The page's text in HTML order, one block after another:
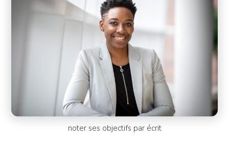
noter ses objectifs par écrit